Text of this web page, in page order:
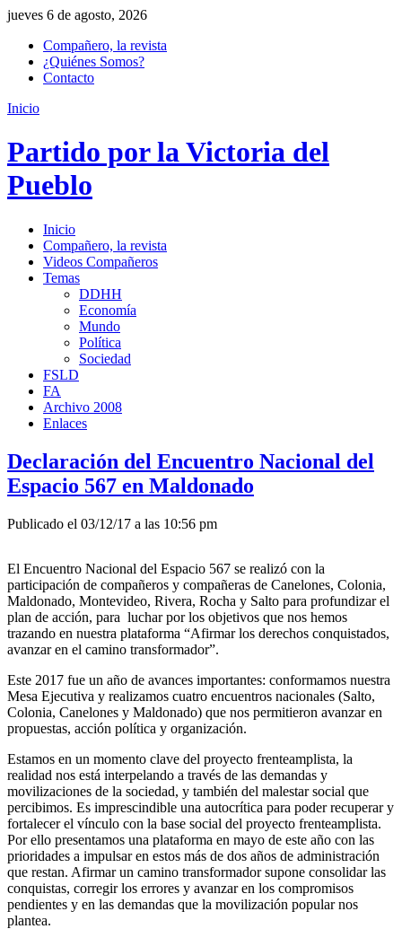
jueves 6 de agosto, 2026
Compañero, la revista
¿Quiénes Somos?
Contacto
Inicio
Partido por la Victoria del
Pueblo
Inicio
Compañero, la revista
Videos Compañeros
Temas
DDHH
Economía
Mundo
Política
Sociedad
FSLD
FA
Archivo 2008
Enlaces
Declaración del Encuentro Nacional del
Espacio 567 en Maldonado
Publicado el 03/12/17 a las 10:56 pm
El Encuentro Nacional del Espacio 567 se realizó con la
participación de compañeros y compañeras de Canelones, Colonia,
Maldonado, Montevideo, Rivera, Rocha y Salto para profundizar el
plan de acción, para luchar por los objetivos que nos hemos
trazando en nuestra plataforma “Afirmar los derechos conquistados,
avanzar en el camino transformador”.
Este 2017 fue un año de avances importantes: conformamos nuestra
Mesa Ejecutiva y realizamos cuatro encuentros nacionales (Salto,
Colonia, Canelones y Maldonado) que nos permitieron avanzar en
propuestas, acción política y organización.
Estamos en un momento clave del proyecto frenteamplista, la
realidad nos está interpelando a través de las demandas y
movilizaciones de la sociedad, y también del malestar social que
percibimos. Es imprescindible una autocrítica para poder recuperar y
fortalecer el vínculo con la base social del proyecto frenteamplista.
Por ello presentamos una plataforma en mayo de este año con las
prioridades a impulsar en estos más de dos años de administración
que restan. Afirmar un camino transformador supone consolidar las
conquistas, corregir los errores y avanzar en los compromisos
pendientes y en las demandas que la movilización popular nos
plantea.